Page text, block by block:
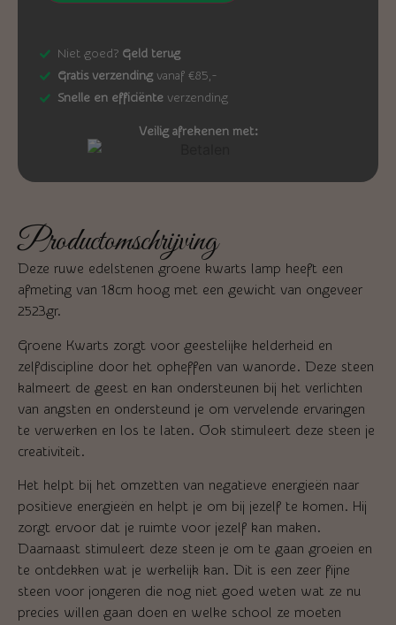
Niet goed? Geld terug
Gratis verzending vanaf €85,-
Snelle en efficiënte verzending
Veilig afrekenen met:
Productomschrijving
Deze ruwe edelstenen groene kwarts lamp heeft een
afmeting van 18cm hoog met een gewicht van ongeveer
2523gr.
Groene Kwarts zorgt voor geestelijke helderheid en
zelfdiscipline door het opheffen van wanorde. Deze steen
kalmeert de geest en kan ondersteunen bij het verlichten
van angsten en ondersteund je om vervelende ervaringen
te verwerken en los te laten. Ook stimuleert deze steen je
creativiteit.
Het helpt bij het omzetten van negatieve energieën naar
positieve energieën en helpt je om bij jezelf te komen. Hij
zorgt ervoor dat je ruimte voor jezelf kan maken.
Daarnaast stimuleert deze steen je om te gaan groeien en
te ontdekken wat je werkelijk kan. Dit is een zeer fijne
steen voor jongeren die nog niet goed weten wat ze nu
precies willen gaan doen en welke school ze moeten